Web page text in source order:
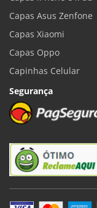
Capas Asus Zenfone
Capas Xiaomi
Capas Oppo
Capinhas Celular
Segurança